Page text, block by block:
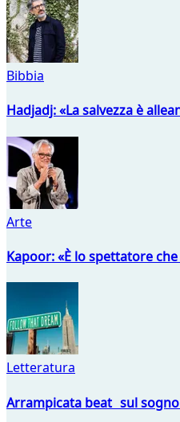
Bibbia
Hadjadj: «La salvezza è
Arte
Kapoor: «È lo spettatore
Letteratura
Arrampicata beat sul